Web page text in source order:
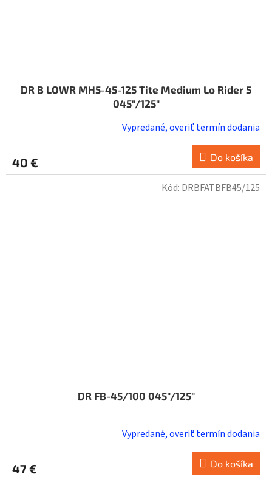
DR B LOWR MH5-45-125 Tite Medium Lo Rider 5
045"/125"
Vypredané, overiť termín dodania
40 € Do košíka
DR FB-45/100 045"/125"
Vypredané, overiť termín dodania
47 € Do košíka
Kód: DRBFATBFB45/125